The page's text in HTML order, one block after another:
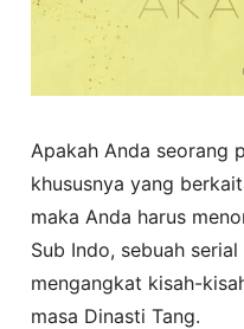
Apakah Anda seorang
khususnya yang
maka Anda harus
Sub Indo, sebuah
mengangkat kisah-
masa Dinasti Tang.